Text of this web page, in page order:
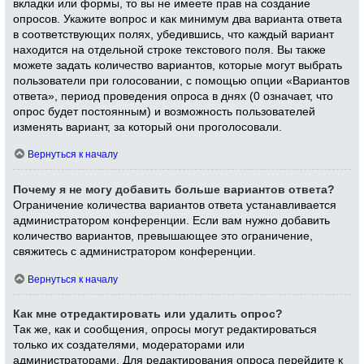
вкладки или формы, то вы не имеете прав на создание
опросов. Укажите вопрос и как минимум два варианта ответа
в соответствующих полях, убедившись, что каждый вариант
находится на отдельной строке текстового поля. Вы также
можете задать количество вариантов, которые могут выбрать
пользователи при голосовании, с помощью опции «Вариантов
ответа», период проведения опроса в днях (0 означает, что
опрос будет постоянным) и возможность пользователей
изменять вариант, за который они проголосовали.
Вернуться к началу
Почему я не могу добавить больше вариантов ответа?
Ограничение количества вариантов ответа устанавливается
администратором конференции. Если вам нужно добавить
количество вариантов, превышающее это ограничение,
свяжитесь с администратором конференции.
Вернуться к началу
Как мне отредактировать или удалить опрос?
Так же, как и сообщения, опросы могут редактироваться
только их создателями, модераторами или
администраторами. Для редактирования опроса перейдите к